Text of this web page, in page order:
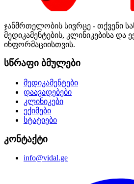
ჯანმრთელობის სივრცე - თქვენი
მედიკამენტების, კლინიკებისა და
ინფორმაციისთვის.
სწრაფი ბმულები
მედიკამენტები
დაავადებები
კლინიკები
ექიმები
სტატიები
კონტაქტი
info@vidal.ge